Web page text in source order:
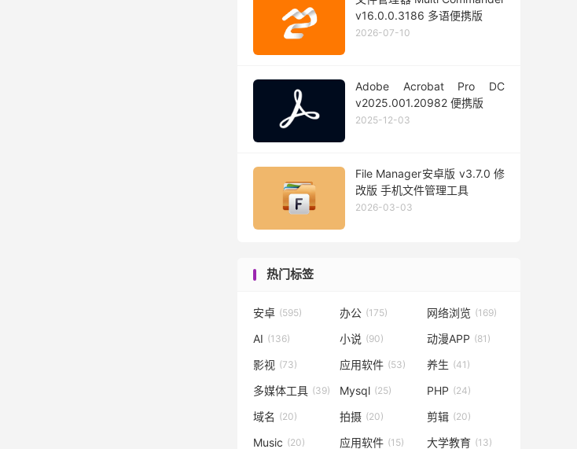
v16.0.0.3186 多语便携版
2026-07-10
Adobe Acrobat Pro DC
v2025.001.20982 便携版
2025-12-03
File Manager安卓版 v3.7.0 修
改版 手机文件管理工具
2026-03-03
热门标签
安卓 (595) 办公 (175) 网络浏览 (169)
AI (136) 小说 (90) 动漫APP (81)
影视 (73) 应用软件 (53) 养生 (41)
多媒体工具 (39) Mysql (25) PHP (24)
域名 (20) 拍摄 (20) 剪辑 (20)
Music (20) 应用软件 (15) 大学教育 (13)